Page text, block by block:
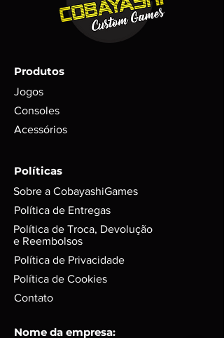
Trata-se de um item RARO com
poucas unidades em estoque;
Todos os itens são testados antes
funcionamento em foto;
Para itens mais novos, não é
digitais foram ou não foram
utilizados. Exemplo: códigos, DLC’s
selo de garantia intacto;
Alguns produtos podem possui
riscos e sinais do tempo, mas
jogos em disco, podem possuir
performance do jogo.
Caixas e Embalagens:
Podem possuir pequenas avarias,
(SEDEX, PAC etc..)
Produtos
Jogos
Consoles
Acessórios
Políticas
Sobre a CobayashiGames
Política de Entregas
Política de Troca, Devolução
e Reembolsos
Política de Privacidade
Política de Cookies
Contato
Nome da empresa: